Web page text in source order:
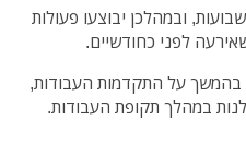
ובמהלכן יבוצעו פעולות
לפני כחודשיים.
בהמשך על התקדמות העבודות,
במהלך תקופת העבודות.